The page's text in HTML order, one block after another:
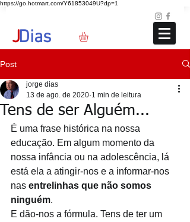
https://go.hotmart.com/Y61853049U?dp=1
JDias
Post
Tens de ser Alguém...
jorge dias
13 de ago. de 2020 1 min de leitura
É uma frase histórica na nossa
educação. Em algum momento da
nossa infância ou na adolescência, lá
está ela a atingir-nos e a informar-nos
nas entrelinhas que não somos
ninguém.
E dão-nos a fórmula. Tens de ter um